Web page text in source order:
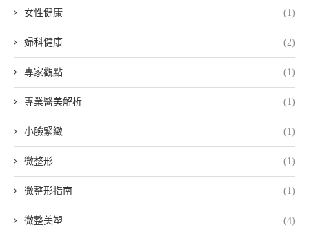
女性健康 (1)
婦科健康 (2)
專家觀點 (1)
專業醫美解析 (1)
小臉緊緻 (1)
微整形 (1)
微整形指南 (1)
微整美塑 (4)